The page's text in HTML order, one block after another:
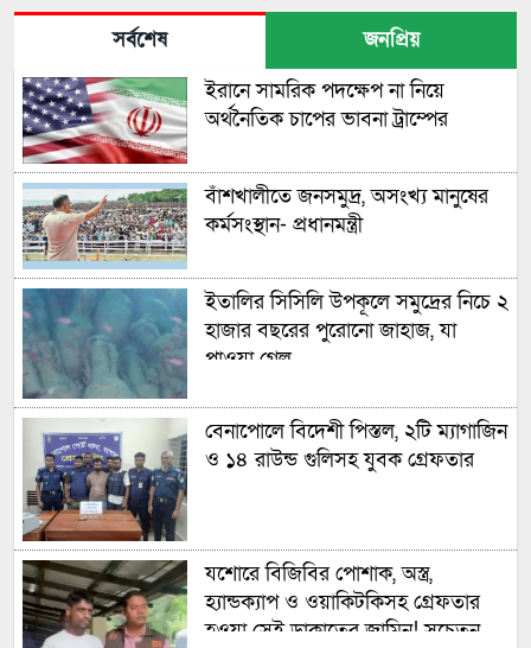
সর্বশেষ জনপ্রিয়
ইরানে সামরিক পদক্ষেপ না নিয়ে
অর্থনৈতিক চাপের ভাবনা ট্রাম্পের
বাঁশখালীতে জনসমুদ্র, অসংখ্য মানুষের
কর্মসংস্থান- প্রধানমন্ত্রী
ইতালির সিসিলি উপকূলে সমুদ্রের নিচে ২
হাজার বছরের পুরোনো জাহাজ, যা
পাওয়া গেল
বেনাপোলে বিদেশী পিস্তল, ২টি ম্যাগাজিন
ও ১৪ রাউন্ড গুলিসহ যুবক গ্রেফতার
যশোরে বিজিবির পোশাক, অস্ত্র,
হ্যান্ডক্যাপ ও ওয়াকিটকিসহ গ্রেফতার
হওয়া সেই ডাকাতের জামিন! সচেতন